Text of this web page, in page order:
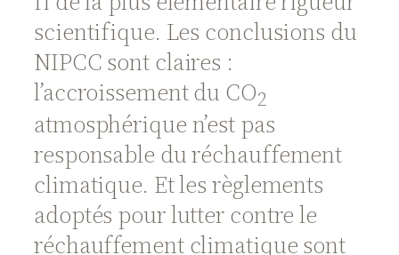
scientifique. Les conclusions du
NIPCC sont claires :
l’accroissement du CO2
atmosphérique n’est pas
responsable du réchauffement
climatique. Et les règlements
adoptés pour lutter contre le
réchauffement climatique sont